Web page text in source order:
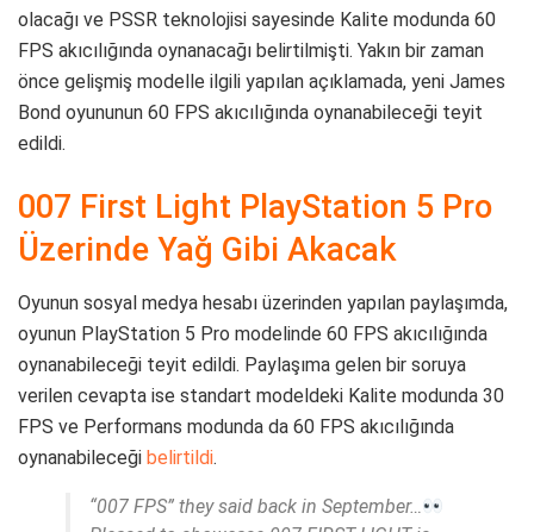
olacağı ve PSSR teknolojisi sayesinde Kalite modunda 60
FPS akıcılığında oynanacağı belirtilmişti. Yakın bir zaman
önce gelişmiş modelle ilgili yapılan açıklamada, yeni James
Bond oyununun 60 FPS akıcılığında oynanabileceği teyit
edildi.
007 First Light PlayStation 5 Pro
Üzerinde Yağ Gibi Akacak
Oyunun sosyal medya hesabı üzerinden yapılan paylaşımda,
oyunun PlayStation 5 Pro modelinde 60 FPS akıcılığında
oynanabileceği teyit edildi. Paylaşıma gelen bir soruya
verilen cevapta ise standart modeldeki Kalite modunda 30
FPS ve Performans modunda da 60 FPS akıcılığında
oynanabileceği belirtildi.
“007 FPS” they said back in September…